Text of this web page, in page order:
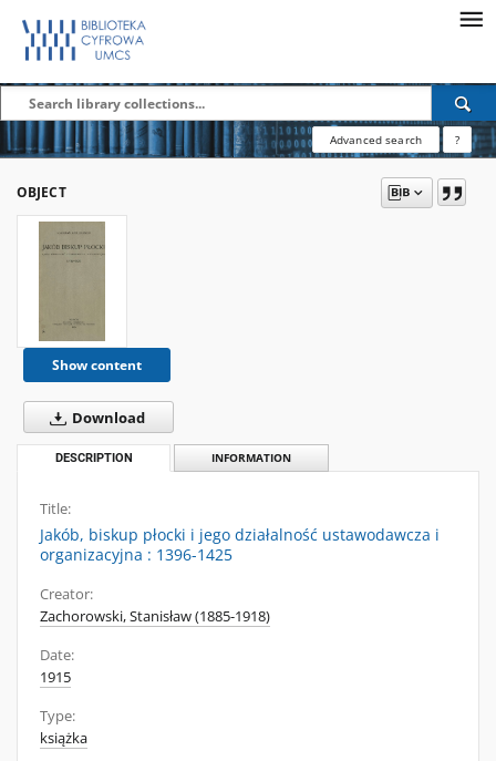
Advanced search ?
OBJECT
Show content
Download
DESCRIPTION INFORMATION
Title:
Jakób, biskup płocki i jego działalność ustawodawcza i
organizacyjna : 1396-1425
Creator:
Zachorowski, Stanisław (1885-1918)
Date:
1915
Type:
książka